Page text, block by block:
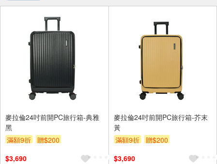
麥拉倫24吋前開PC旅行箱-典雅
黑
滿額9折
贈$200
$3,690
麥拉倫24吋前開PC旅行箱-芥末
黃
滿額9折
贈$200
$3,690